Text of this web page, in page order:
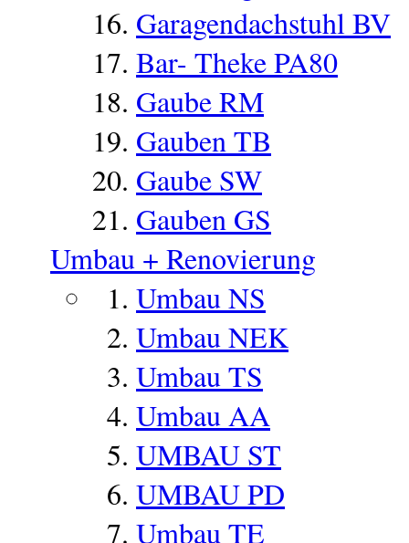
Garagendachstuhl BV
Bar- Theke PA80
Gaube RM
Gauben TB
Gaube SW
Gauben GS
Umbau + Renovierung
Umbau NS
Umbau NEK
Umbau TS
Umbau AA
UMBAU ST
UMBAU PD
Umbau TE